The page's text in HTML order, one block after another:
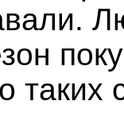
таких